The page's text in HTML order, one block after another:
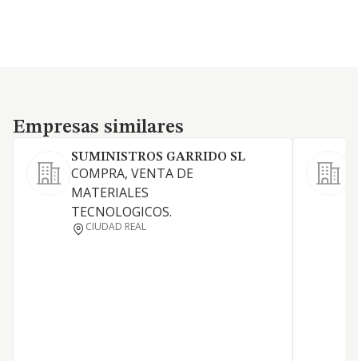
Empresas similares
Empresas similares
SUMINISTROS GARRIDO SL
COMPRA, VENTA DE
MATERIALES
TECNOLOGICOS.
CIUDAD REAL